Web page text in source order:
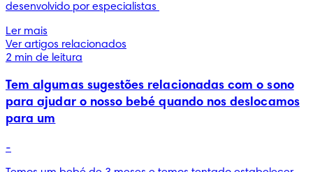
desenvolvido por especialistas
Ler mais
Ver artigos relacionados
2 min de leitura
Tem algumas sugestões relacionadas com o sono
para ajudar o nosso bebé quando nos deslocamos
para um
-